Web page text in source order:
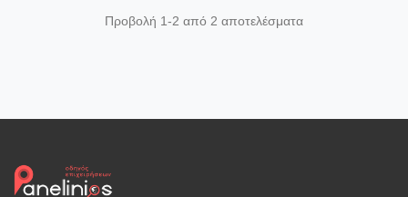
Προβολή 1-2 από 2 αποτελέσματα